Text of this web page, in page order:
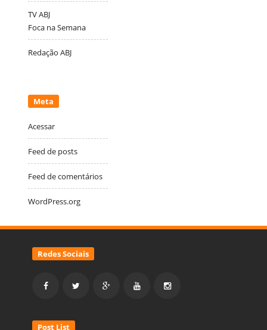
TV ABJ
Foca na Semana
Redação ABJ
Meta
Acessar
Feed de posts
Feed de comentários
WordPress.org
Redes Sociais
Post List